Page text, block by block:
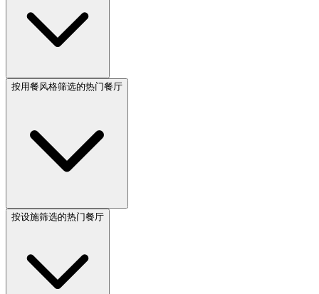
按用餐风格筛选的热门餐厅
按设施筛选的热门餐厅